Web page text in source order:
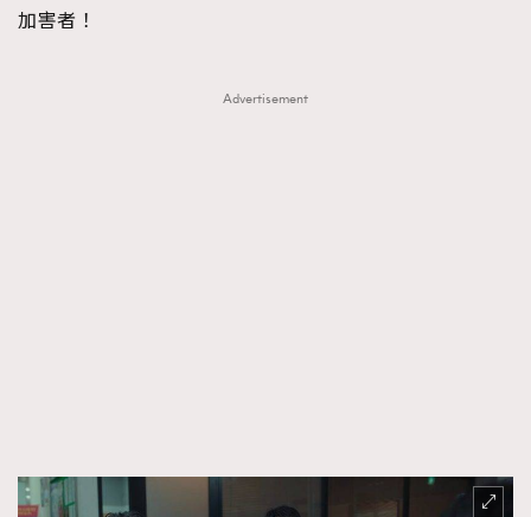
加害者！
Advertisement